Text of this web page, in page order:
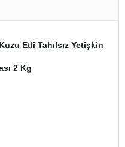
Etli Tahılsız Yetişkin
2 Kg